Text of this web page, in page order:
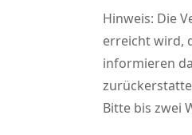
Hinweis: Die
erreicht wird,
informieren
Bitte bis zwei